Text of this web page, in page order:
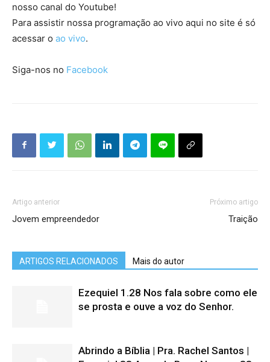
nosso canal do Youtube!
Para assistir nossa programação ao vivo aqui no site é só
acessar o ao vivo.
Siga-nos no Facebook
Artigo anterior
Jovem empreendedor
Próximo artigo
Traição
ARTIGOS RELACIONADOS Mais do autor
Ezequiel 1.28 Nos fala sobre como ele
se prosta e ouve a voz do Senhor.
Abrindo a Bíblia | Pra. Rachel Santos |